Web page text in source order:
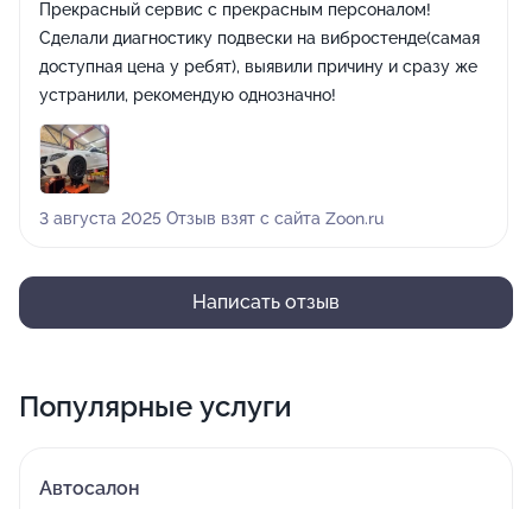
Прекрасный сервис с прекрасным персоналом!
Сделали диагностику подвески на вибростенде(самая
доступная цена у ребят), выявили причину и сразу же
устранили, рекомендую однозначно!
3 августа 2025 Отзыв взят с сайта Zoon.ru
Написать отзыв
Популярные услуги
Автосалон